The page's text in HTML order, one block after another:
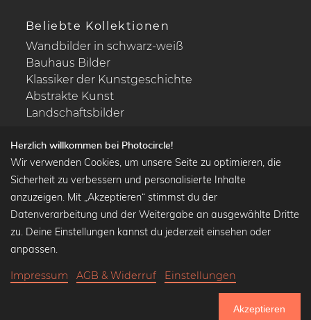
Beliebte Kollektionen
Wandbilder in schwarz-weiß
Bauhaus Bilder
Klassiker der Kunstgeschichte
Abstrakte Kunst
Landschaftsbilder
Lass uns Freunde werden
Herzlich willkommen bei Photocircle!
Wir verwenden Cookies, um unsere Seite zu optimieren, die
Sicherheit zu verbessern und personalisierte Inhalte
anzuzeigen. Mit „Akzeptieren“ stimmst du der
Datenverarbeitung und der Weitergabe an ausgewählte Dritte
zu. Deine Einstellungen kannst du jederzeit einsehen oder
anpassen.
Impressum AGB & Widerruf Einstellungen
Akzeptieren